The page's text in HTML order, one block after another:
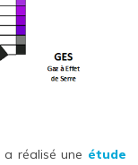
a réalisé une étude